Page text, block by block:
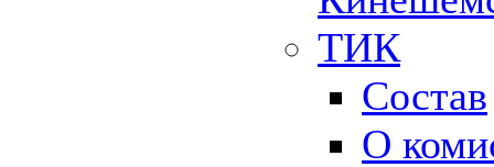
ТИК
Состав
О